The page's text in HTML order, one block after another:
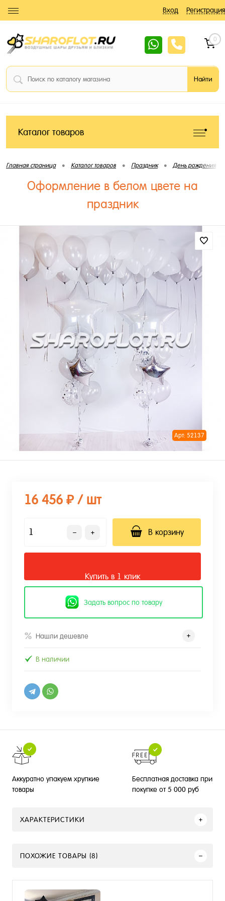
Вход Регистрация
0
Каталог товаров
Главная страница • Каталог товаров • Праздник • День рождения
Оформление в белом цвете на
праздник
Арт: 52137
16 456 ₽ / шт
В корзину
Купить в 1 клик
Задать вопрос по товару
Нашли дешевле
В наличии
Аккуратно упакуем хрупкие
товары
Бесплатная доставка при
покупке от 5 000 руб
ХАРАКТЕРИСТИКИ
ПОХОЖИЕ ТОВАРЫ (8)